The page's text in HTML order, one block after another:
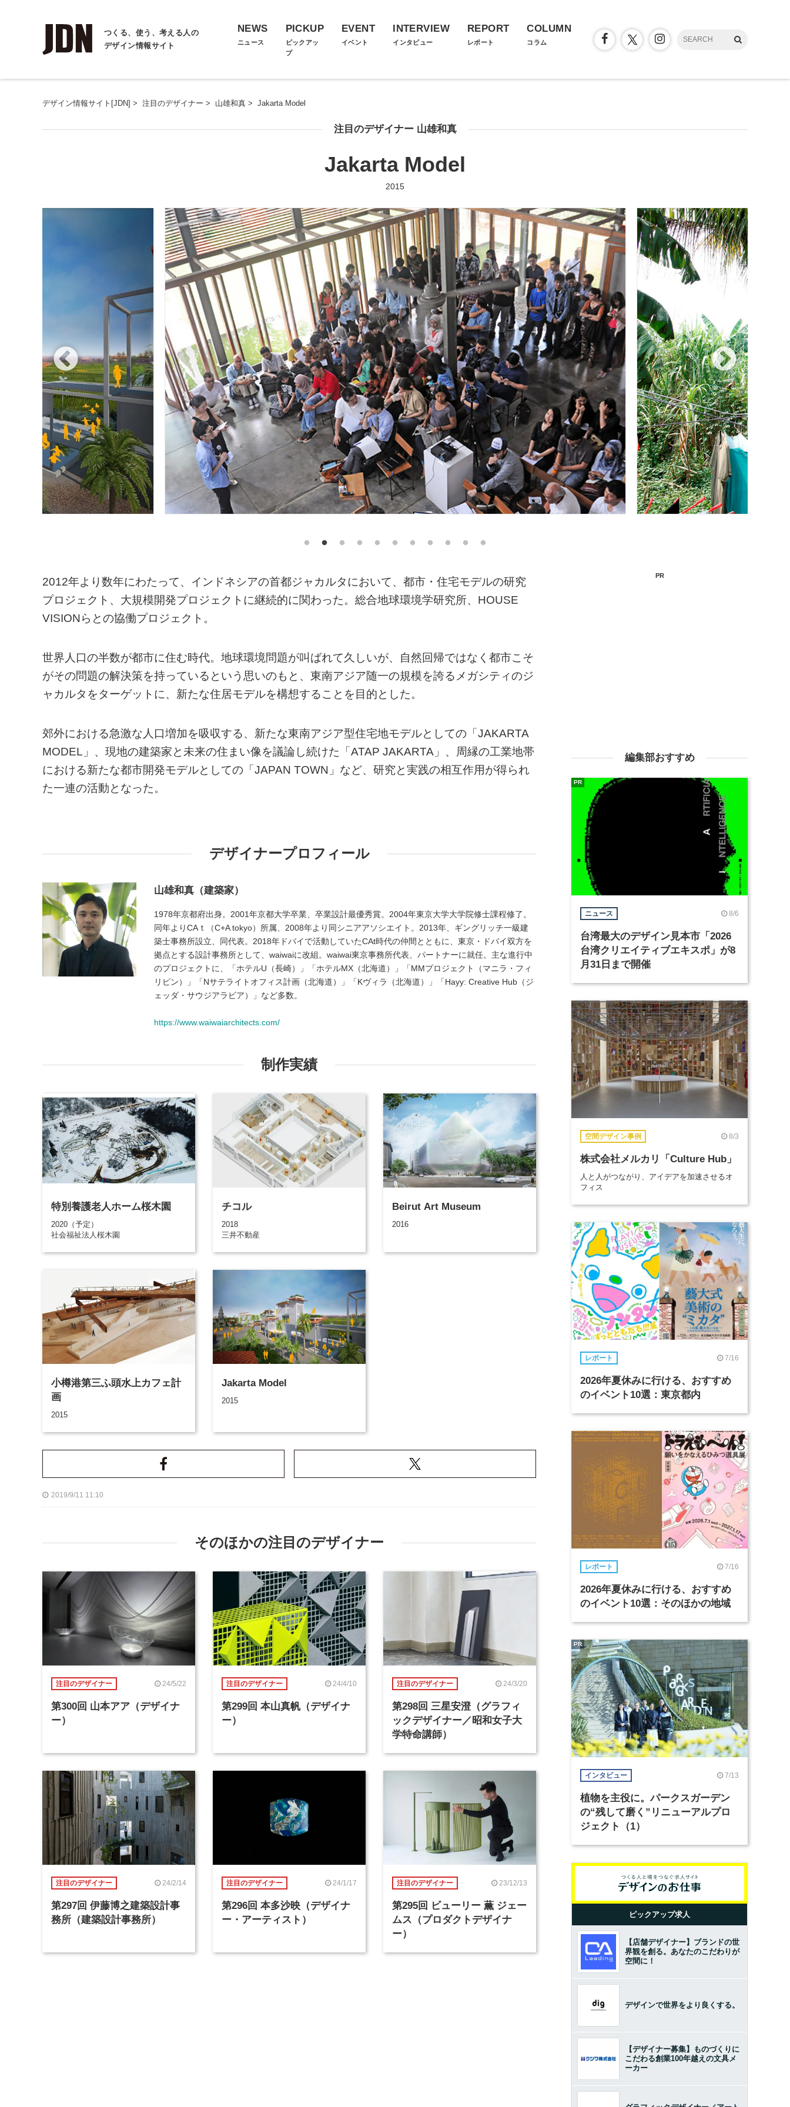
つくる、使う、考える人の
デザイン情報サイト
NEWS
ニュース
PICKUP
ピックアッ
プ
EVENT
イベント
INTERVIEW
インタビュー
REPORT
レポート
COLUMN
コラム
デザイン情報サイト[JDN] > 注目のデザイナー > 山雄和真 > Jakarta Model
注目のデザイナー 山雄和真
Jakarta Model
2015
2012年より数年にわたって、インドネシアの首都ジャカルタにおいて、都市・住宅モデルの研究
プロジェクト、大規模開発プロジェクトに継続的に関わった。総合地球環境学研究所、HOUSE
VISIONらとの協働プロジェクト。
世界人口の半数が都市に住む時代。地球環境問題が叫ばれて久しいが、自然回帰ではなく都市こそ
がその問題の解決策を持っているという思いのもと、東南アジア随一の規模を誇るメガシティのジ
ャカルタをターゲットに、新たな住居モデルを構想することを目的とした。
郊外における急激な人口増加を吸収する、新たな東南アジア型住宅地モデルとしての「JAKARTA
MODEL」、現地の建築家と未来の住まい像を議論し続けた「ATAP JAKARTA」、周縁の工業地帯
における新たな都市開発モデルとしての「JAPAN TOWN」など、研究と実践の相互作用が得られ
た一連の活動となった。
デザイナープロフィール
山雄和真（建築家）
1978年京都府出身。2001年京都大学卒業、卒業設計最優秀賞。2004年東京大学大学院修士課程修了。
同年よりCAｔ（C+A tokyo）所属、2008年より同シニアアソシエイト。2013年、ギングリッチ一級建
築士事務所設立、同代表。2018年ドバイで活動していたCAt時代の仲間とともに、東京・ドバイ双方を
拠点とする設計事務所として、waiwaiに改組。waiwai東京事務所代表、パートナーに就任。主な進行中
のプロジェクトに、「ホテルU（長崎）」「ホテルMX（北海道）」「MMプロジェクト（マニラ・フィ
リピン）」「Nサテライトオフィス計画（北海道）」「Kヴィラ（北海道）」「Hayy: Creative Hub（ジ
ェッダ・サウジアラビア）」など多数。
https://www.waiwaiarchitects.com/
制作実績
特別養護老人ホーム桜木園
2020（予定）
社会福祉法人桜木園
チコル
2018
三井不動産
Beirut Art Museum
2016
小樽港第三ふ頭水上カフェ計
画
2015
Jakarta Model
2015
2019/9/11 11:10
そのほかの注目のデザイナー
注目のデザイナー 24/5/22
第300回 山本アア（デザイナ
ー）
注目のデザイナー 24/4/10
第299回 本山真帆（デザイナ
ー）
注目のデザイナー 24/3/20
第298回 三星安澄（グラフィ
ックデザイナー／昭和女子大
学特命講師）
注目のデザイナー 24/2/14
第297回 伊藤博之建築設計事
務所（建築設計事務所）
注目のデザイナー 24/1/17
第296回 本多沙映（デザイナ
ー・アーティスト）
注目のデザイナー 23/12/13
第295回 ビューリー 薫 ジェー
ムス（プロダクトデザイナ
ー）
PR
編集部おすすめ
ニュース 8/6
台湾最大のデザイン見本市「2026
台湾クリエイティブエキスポ」が8
月31日まで開催
PR
空間デザイン事例 8/3
株式会社メルカリ「Culture Hub」
人と人がつながり、アイデアを加速させるオ
フィス
レポート 7/16
2026年夏休みに行ける、おすすめ
のイベント10選：東京都内
レポート 7/16
2026年夏休みに行ける、おすすめ
のイベント10選：そのほかの地域
インタビュー 7/13
植物を主役に。パークスガーデン
の“残して磨く”リニューアルプロ
ジェクト（1）
PR
ピックアップ求人
【店舗デザイナー】ブランドの世
界観を創る。あなたのこだわりが
空間に！
デザインで世界をより良くする。
【デザイナー募集】ものづくりに
こだわる創業100年越えの文具メ
ーカー